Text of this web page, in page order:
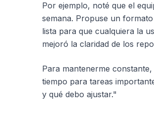
Por ejemplo, noté que el
semana. Propuse un
lista para que cualquiera la
mejoró la claridad de los
Para mantenerme
tiempo para tareas
y qué debo ajustar."